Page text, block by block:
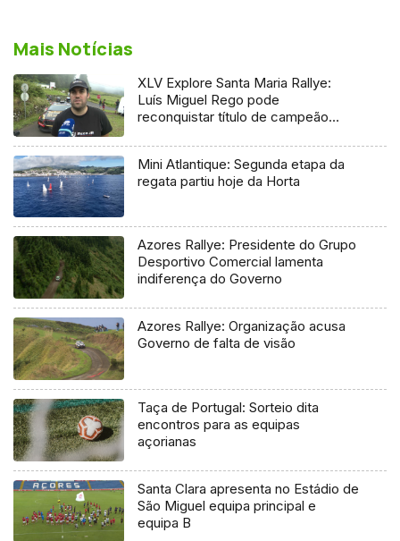
Mais Notícias
XLV Explore Santa Maria Rallye:
Luís Miguel Rego pode
reconquistar título de campeão
Mini Atlantique: Segunda etapa da
regata partiu hoje da Horta
Azores Rallye: Presidente do Grupo
Desportivo Comercial lamenta
indiferença do Governo
Azores Rallye: Organização acusa
Governo de falta de visão
Taça de Portugal: Sorteio dita
encontros para as equipas
açorianas
Santa Clara apresenta no Estádio de
São Miguel equipa principal e
equipa B